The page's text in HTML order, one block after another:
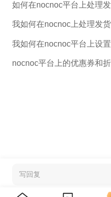
如何在nocnoc平台上处理
我如何在nocnoc上处理发
nocnoc平台上的优惠券和
写回复